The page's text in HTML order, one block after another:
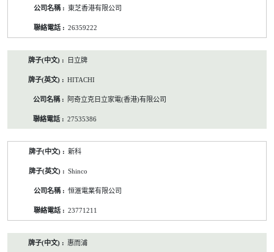
東芝香港有限公司
26359222
日立牌
HITACHI
阿奇立克日立家電(香港)有限公司
27535386
新科
Shinco
恒滙電業有限公司
23771211
惠而浦